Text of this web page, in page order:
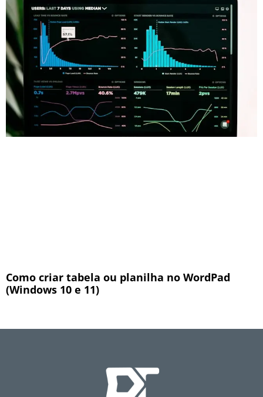
Como criar tabela ou planilha no WordPad
(Windows 10 e 11)